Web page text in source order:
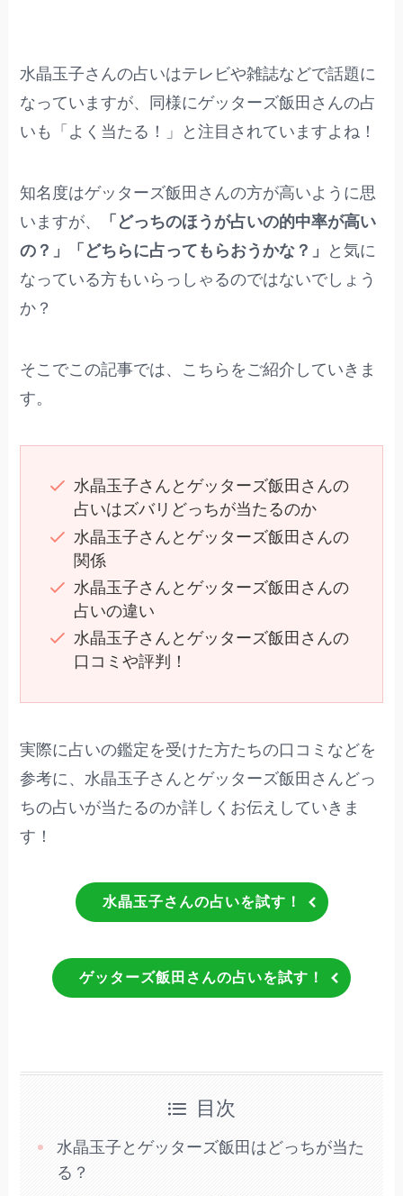
水晶玉子さんの占いはテレビや雑誌などで話題に
なっていますが、同様にゲッターズ飯田さんの占
いも「よく当たる！」と注目されていますよね！
知名度はゲッターズ飯田さんの方が高いように思
いますが、
「どっちのほうが占いの的中率が高い
の？」「どちらに占ってもらおうかな？」
と気に
なっている方もいらっしゃるのではないでしょう
か？
そこでこの記事では、こちらをご紹介していきま
す。
水晶玉子さんとゲッターズ飯田さんの
占いはズバリどっちが当たるのか
水晶玉子さんとゲッターズ飯田さんの
関係
水晶玉子さんとゲッターズ飯田さんの
占いの違い
水晶玉子さんとゲッターズ飯田さんの
口コミや評判！
実際に占いの鑑定を受けた方たちの口コミなどを
参考に、水晶玉子さんとゲッターズ飯田さんどっ
ちの占いが当たるのか詳しくお伝えしていきま
す！
水晶玉子さんの占いを試す！
ゲッターズ飯田さんの占いを試す！
目次
水晶玉子とゲッターズ飯田はどっちが当た
る？